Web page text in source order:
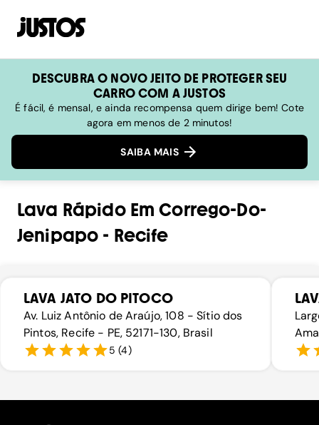
DESCUBRA O NOVO JEITO DE PROTEGER SEU
CARRO COM A JUSTOS
É fácil, é mensal, e ainda recompensa quem dirige bem! Cote
agora em menos de 2 minutos!
SAIBA MAIS
Lava RápidoEmCorrego-Do-
Jenipapo - Recife
LAVA JATO DO PITOCO
Av. Luiz Antônio de Araújo, 108 - Sítio dos
Pintos, Recife - PE, 52171-130, Brasil
5 (4)